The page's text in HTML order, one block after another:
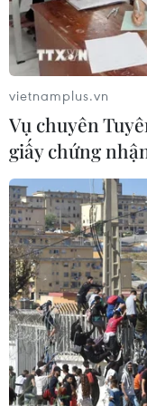
Đề xuất trợ cấp
mầm non đã nghỉ
hưởng chế độ
05/08/2026 14:59
Chính sách
nghiệp tham gia
nghề nghiệp
05/08/2026 14:58
Thực hiện các
trong năm học
05/08/2026 13:13
vietnamplus.vn
Vụ chuyên
giấy chứng